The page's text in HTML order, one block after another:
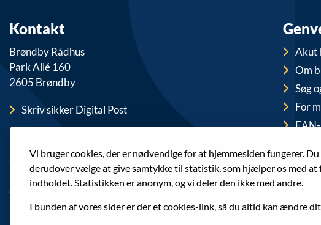
Vi bruger cookies, der er nødvendige for at hjemmesiden fungerer. Du
derudover vælge at give samtykke til statistik, som hjælper os med at
indholdet. Statistikken er anonym, og vi deler den ikke med andre.
I bunden af vores sider er der et cookies-link, så du altid kan ændre
Kontakt
Brøndby Rådhus
Park Allé 160
2605 Brøndby
Skriv sikker Digital Post
Telefon: 43 28 28 28
CVR 65113015
Akut
Om
Søg
For